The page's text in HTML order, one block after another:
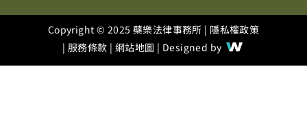
Copyright © 2025 蘗樂法律事務所 | 隱私權政策
| 服務條款 | 網站地圖 | Designed by